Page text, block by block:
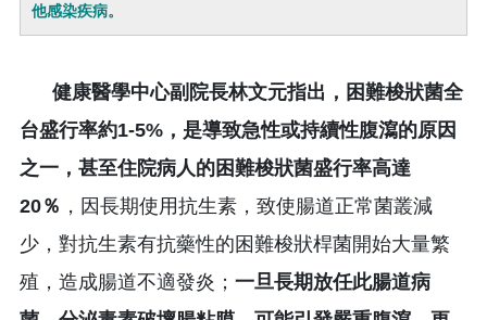
他感染疾病。
健康醫學中心副院長林文元指出，困難梭狀菌全
台盛行率約1-5% ， 是導致急性或持續性腹瀉的原因
之一，甚至住院病人的困難梭狀菌盛行率高達
20％ ，因長期使用抗生素，致使腸道正常菌叢減
少，對抗生素有抗藥性的困難梭狀桿菌開始大量繁
殖，造成腸道不適發炎； 一旦長期放任此腸道病